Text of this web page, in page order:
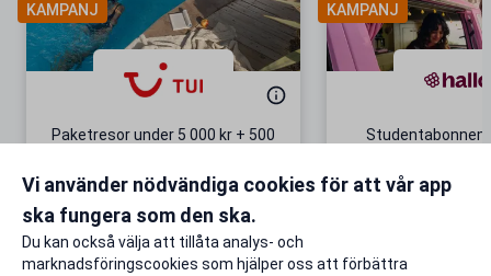
KAMPANJ
Paketresor under 5 000 kr + 500
Gäller även på redan prissänkta
Till rabatten
KAMPANJ
+ 20 GB
Vi använder nödvändiga cookies för att vår app
ska fungera som den ska.
Du kan också välja att tillåta analys- och
marknadsföringscookies som hjälper oss att förbättra